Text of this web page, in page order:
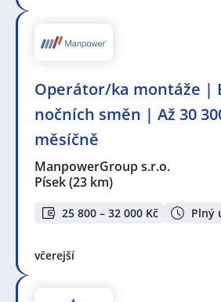
Operátor/ka montáže |
nočních směn | Až 30
měsíčně
ManpowerGroup s.r.o.
Písek(23 km)
25 800 – 32 000 Kč Plný
včerejší